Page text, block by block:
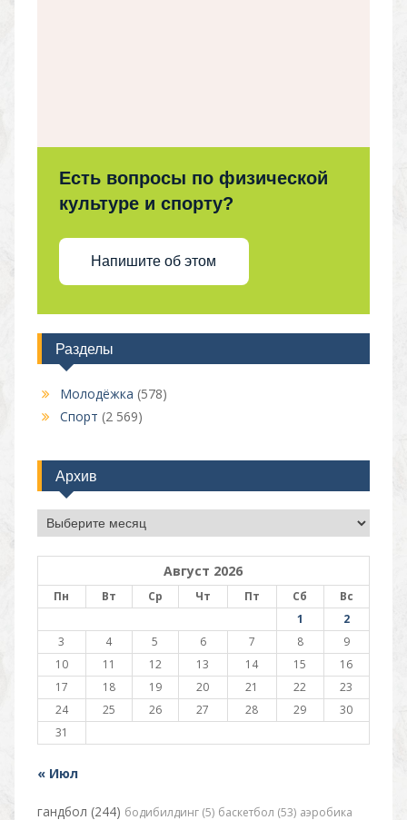
Есть вопросы по физической
культуре и спорту?
Напишите об этом
Разделы
Молодёжка (578)
Спорт (2 569)
Архив
Архив
Август 2026
Пн Вт Ср Чт Пт Сб
Вс
1
2
3
4 5 6 7 8
9
10
11 12 13 14 15
16
17
18 19 20 21 22
23
24
25 26 27 28 29
30
31
« Июл
гандбол (244) бодибилдинг (5) баскетбол (53) аэробика